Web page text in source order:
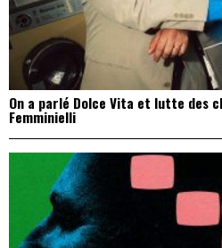
On a parlé Dolce Vita et lutte des
Femminielli